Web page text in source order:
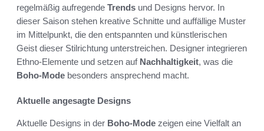
regelmäßig aufregende Trends und Designs hervor. In
dieser Saison stehen kreative Schnitte und auffällige Muster
im Mittelpunkt, die den entspannten und künstlerischen
Geist dieser Stilrichtung unterstreichen. Designer integrieren
Ethno-Elemente und setzen auf Nachhaltigkeit, was die
Boho-Mode besonders ansprechend macht.
Aktuelle angesagte Designs
Aktuelle Designs in der Boho-Mode zeigen eine Vielfalt an